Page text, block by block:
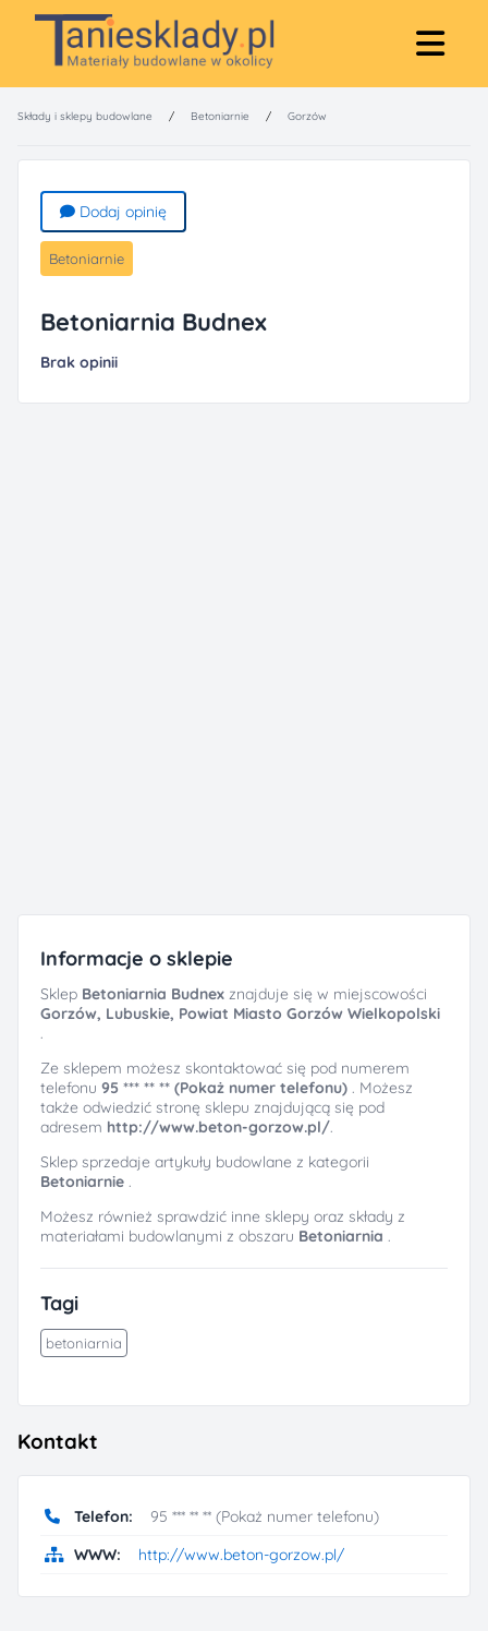
Składy i sklepy budowlane / Betoniarnie / Gorzów
Dodaj opinię
Betoniarnie
Betoniarnia Budnex
Brak opinii
Informacje o sklepie
Sklep Betoniarnia Budnex znajduje się w miejscowości
Gorzów, Lubuskie, Powiat Miasto Gorzów Wielkopolski
.
Ze sklepem możesz skontaktować się pod numerem
telefonu 95 *** ** ** (Pokaż numer telefonu) . Możesz
także odwiedzić stronę sklepu znajdującą się pod
adresem http://www.beton-gorzow.pl/.
Sklep sprzedaje artykuły budowlane z kategorii
Betoniarnie .
Możesz również sprawdzić inne sklepy oraz składy z
materiałami budowlanymi z obszaru Betoniarnia .
Tagi
betoniarnia
Kontakt
Telefon:
95 *** ** ** (Pokaż numer telefonu)
WWW:
http://www.beton-gorzow.pl/